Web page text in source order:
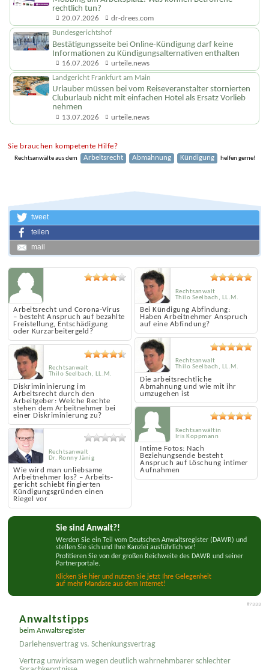
Rechtsanwalt Dr. Drees
Mobbing am Arbeitsplatz: Was können Betroffene
rechtlich tun?
20.07.2026 dr-drees.com
Bundesgerichtshof
Bestätigungsseite bei Online-Kündigung darf keine
Informationen zu Kündigungsal­ternativen enthalten
16.07.2026 urteile.news
Landgericht Frankfurt am Main
Urlauber müssen bei vom Reiseveranstalter stornierten
Cluburlaub nicht mit einfachen Hotel als Ersatz Vorlieb
nehmen
Sie brauchen kompetente Hilfe?
tweet
teilen
Arbeits­recht und Corona-Virus
– besteht Anspruch auf bezahlte
Frei­stellung, Entschädigung
oder Kurz­arbeiter­geld?
Diskrimininierung im
Arbeitsrecht durch den
Arbeitgeber: Welche Rechte
stehen dem Arbeitnehmer bei
einer Diskriminierung zu?
Rechtsanwalt
Thilo Seelbach, LL.M.
Wie wird man unliebsame
Arbeit­nehmer los? – Arbeits­
gericht schiebt fingierten
Kündigungs­gründen einen
Rechtsanwalt
Dr. Ronny Jänig
Bei Kündigung Abfindung:
Haben Arbeitnehmer Anspruch
auf eine Abfindung?
Rechtsanwalt
Thilo Seelbach, LL.M.
Die arbeitsrechtliche
Abmahnung und wie mit ihr
umzugehen ist
Rechtsanwalt
Thilo Seelbach, LL.M.
Intime Fotos: Nach
Beziehungsende besteht
Anspruch auf Löschung intimer
Rechtsanwältin
Iris Koppmann
Sie sind Anwalt?!
Werden Sie ein Teil vom Deutschen Anwaltsregister (DAWR) und
stellen Sie sich und Ihre Kanzlei ausführlich vor!
Partnerportale.
auf mehr Mandate aus dem Internet!
Anwaltstipps
beim Anwaltsregister
Darlehensvertrag vs. Schenkungsvertrag